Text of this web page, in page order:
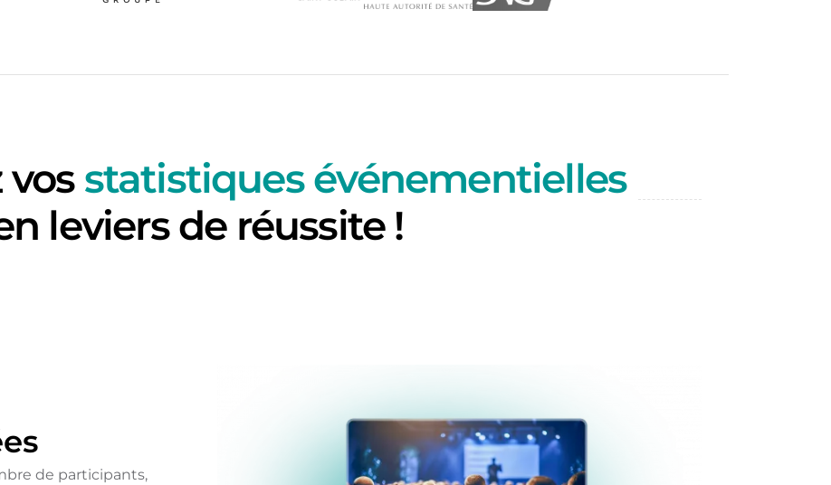
vos statistiques événementielles
leviers de réussite !
de participants,